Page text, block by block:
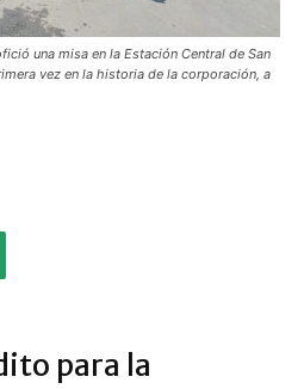
una misa en la Estación Central de San
vez en la historia de la corporación, a
para la